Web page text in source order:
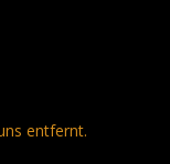
entfernt.